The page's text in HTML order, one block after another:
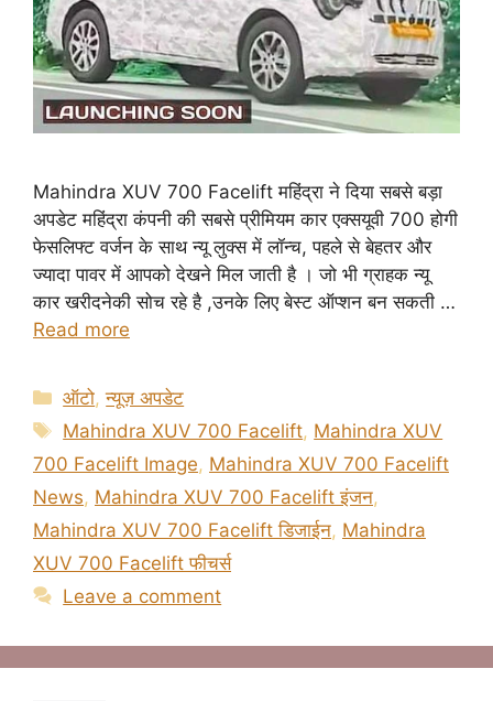
Mahindra XUV 700 Facelift महिंद्रा ने दिया सबसे बड़ा
अपडेट महिंद्रा कंपनी की सबसे प्रीमियम कार एक्सयूवी 700 होगी
फेसलिफ्ट वर्जन के साथ न्यू लुक्स में लॉन्च, पहले से बेहतर और
ज्यादा पावर में आपको देखने मिल जाती है । जो भी ग्राहक न्यू
कार खरीदनेकी सोच रहे है ,उनके लिए बेस्ट ऑप्शन बन सकती …
Read more
Categories
ऑटो,न्यूज़ अपडेट
Tags
Mahindra XUV 700 Facelift, Mahindra XUV
700 Facelift Image, Mahindra XUV 700 Facelift
News, Mahindra XUV 700 Facelift इंजन,
Mahindra XUV 700 Facelift डिजाईन, Mahindra
XUV 700 Facelift फीचर्स
Leave a comment